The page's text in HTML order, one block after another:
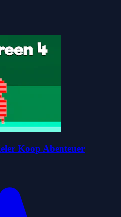
Koop Abenteuer